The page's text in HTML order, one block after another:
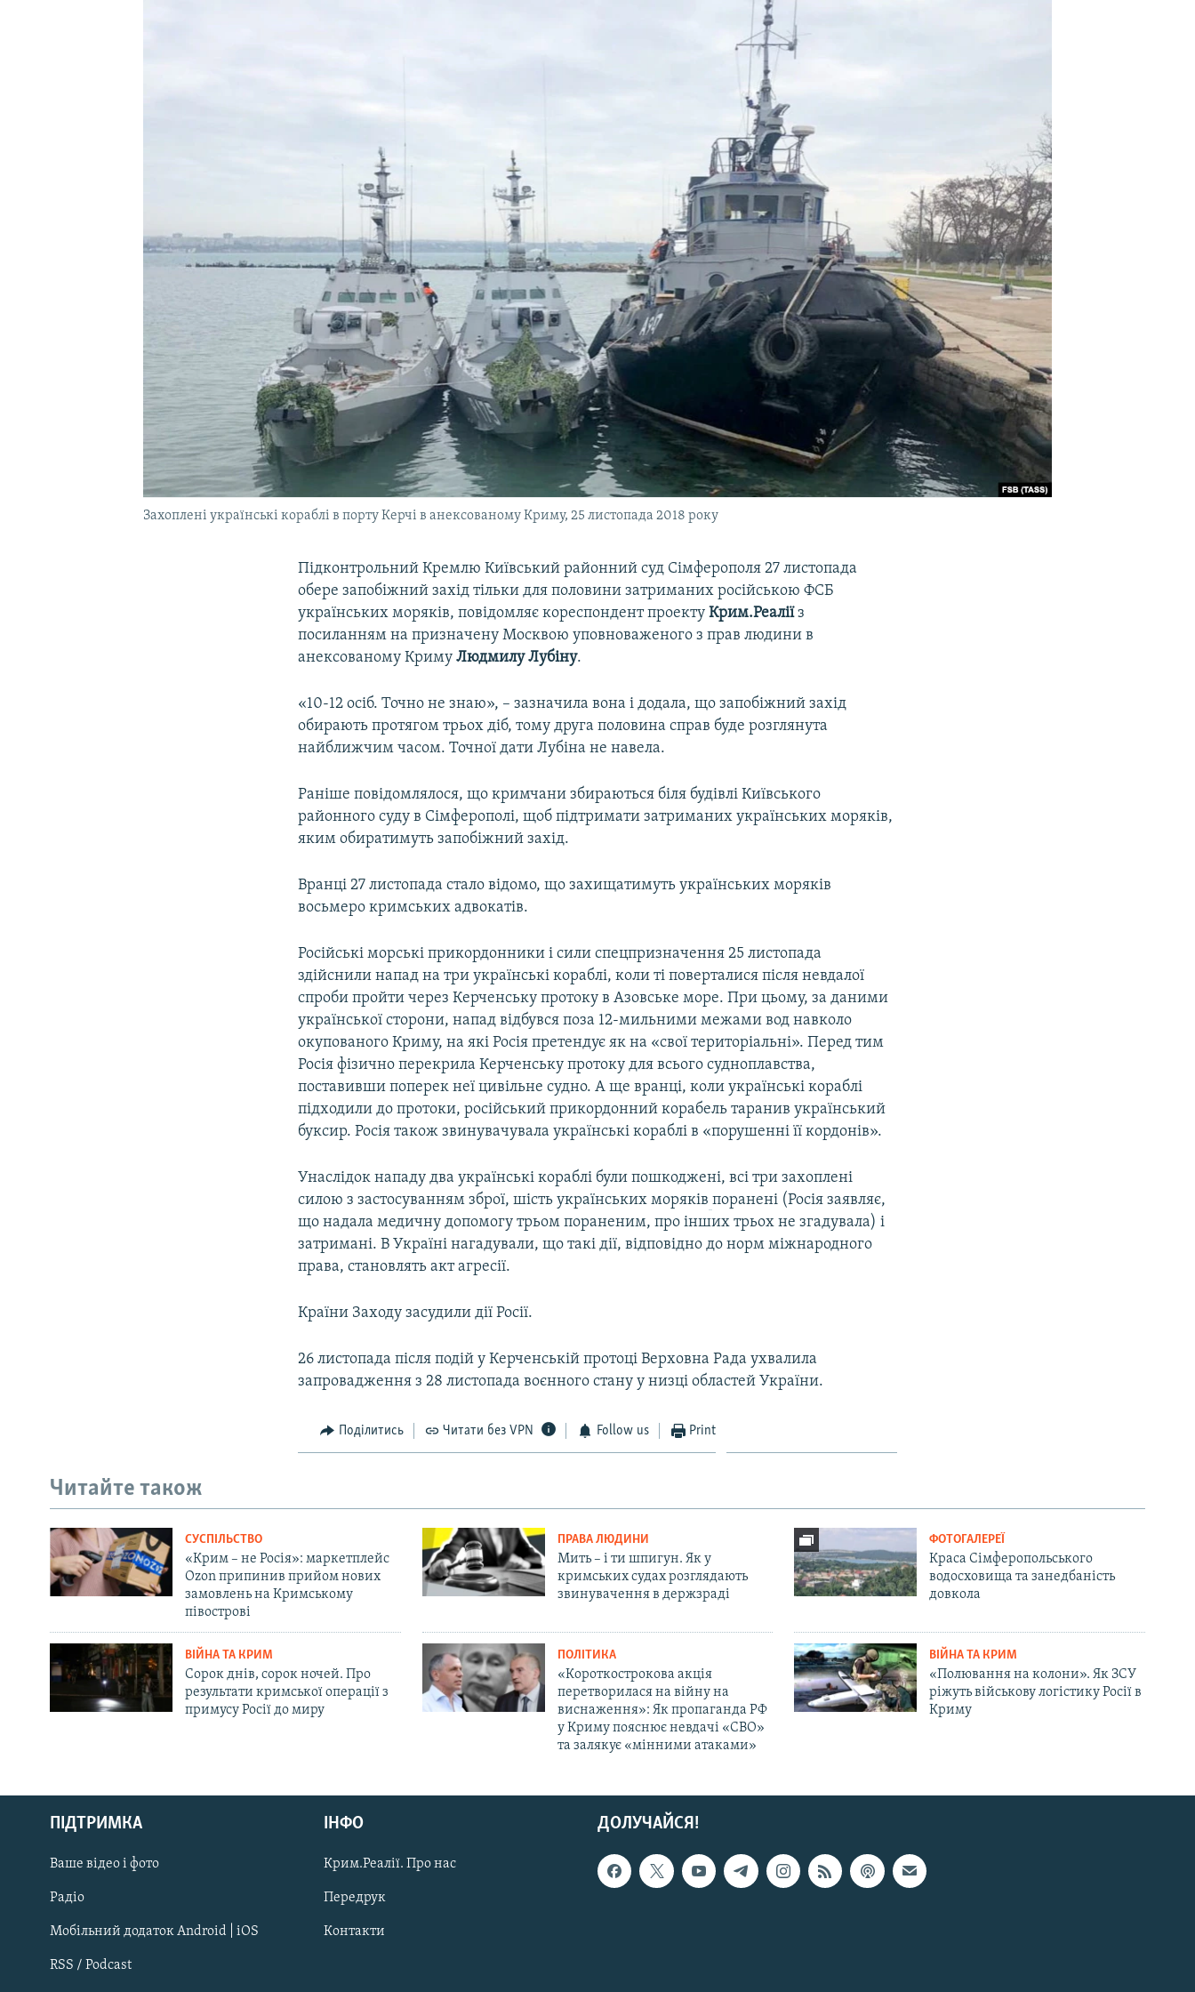
Русский
Qırımtatar
ДОЛУЧАЙСЯ!
Захоплені українські кораблі в порту Керчі в анексованому Криму, 25 листопада 2018 року
Підконтрольний Кремлю Київський районний суд Сімферополя 27 листопада
обере запобіжний захід тільки для половини затриманих російською ФСБ
українських моряків, повідомляє кореспондент проектуКрим.Реаліїз
посиланням на призначену Москвою уповноваженого з прав людини в
анексованому КримуЛюдмилу Лубіну.
«10-12 осіб. Точно не знаю», – зазначила вона і додала, що запобіжний захід
обирають протягом трьох діб, тому друга половина справ буде розглянута
найближчим часом. Точної дати Лубіна не навела.
Раніше повідомлялося, що кримчани збираються біля будівлі Київського
районного суду в Сімферополі, щоб підтримати затриманих українських моряків,
яким обиратимуть запобіжний захід.
Вранці 27 листопада стало відомо, що захищатимуть українських моряків
восьмеро кримських адвокатів.
​Російські морські прикордонники і сили спецпризначення 25 листопада
здійснили напад на три українські кораблі, коли ті поверталися після невдалої
спроби пройти через Керченську протоку в Азовське море. При цьому, за даними
української сторони, напад відбувся поза 12-мильними межами вод навколо
окупованого Криму, на які Росія претендує як на «свої територіальні». Перед тим
Росія фізично перекрила Керченську протоку для всього судноплавства,
поставивши поперек неї цивільне судно. А ще вранці, коли українські кораблі
підходили до протоки, російський прикордонний корабель таранив український
буксир. Росія також звинувачувала українські кораблі в «порушенні її кордонів».
Унаслідок нападу два українські кораблі були пошкоджені, всі три захоплені
силою з застосуванням зброї, шість українських моряків поранені (Росія заявляє,
що надала медичну допомогу трьом пораненим, про інших трьох не згадувала) і
затримані. В Україні нагадували, що такі дії, відповідно до норм міжнародного
права, становлять акт агресії.
Країни Заходу засудили дії Росії.
26 листопада після подій у Керченській протоці Верховна Рада ухвалила
запровадження з 28 листопада воєнного стану у низці областей України.
Поділитись Читати без VPN Follow us Print
Читайте також
СУСПІЛЬСТВО
«Крим – не Росія»: маркетплейс
Ozon припинив прийом нових
замовлень на Кримському
півострові
ПРАВА ЛЮДИНИ
Мить – і ти шпигун. Як у
кримських судах розглядають
звинувачення в держзраді
ФОТОГАЛЕРЕЇ
Краса Сімферопольського
водосховища та занедбаність
довкола
ВІЙНА ТА КРИМ
Сорок днів, сорок ночей. Про
результати кримської операції з
примусу Росії до миру
ПОЛІТИКА
«Короткострокова акція
перетворилася на війну на
виснаження»: Як пропаганда РФ
у Криму пояснює невдачі «СВО»
та залякує «мінними атаками»
ВІЙНА ТА КРИМ
«Полювання на колони». Як ЗСУ
ріжуть військову логістику Росії в
Криму
ДОЛУЧАЙСЯ!
ПІДТРИМКА
Ваше відео і фото
Радіо
Мобільний додаток Android | iOS
RSS / Podcast
ІНФО
Крим.Реалії. Про нас
Передрук
Контакти